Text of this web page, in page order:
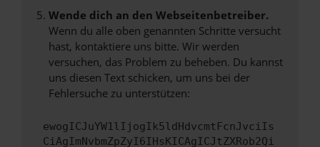
Wende dich an den Webseitenbetreiber.
Wenn du alle oben genannten Schritte versucht
hast, kontaktiere uns bitte. Wir werden
versuchen, das Problem zu beheben. Du kannst
uns diesen Text schicken, um uns bei der
Fehlersuche zu unterstützen:
ewogICJuYW1lIjogIk5ldHdvcmtFcnJvciIs
CiAgImNvbmZpZyI6IHsKICAgICJtZXRob2Qi